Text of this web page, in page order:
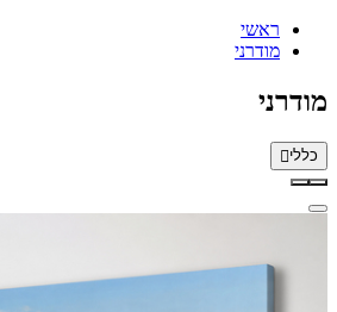
ראשי
מודרני
מודרני
כללי